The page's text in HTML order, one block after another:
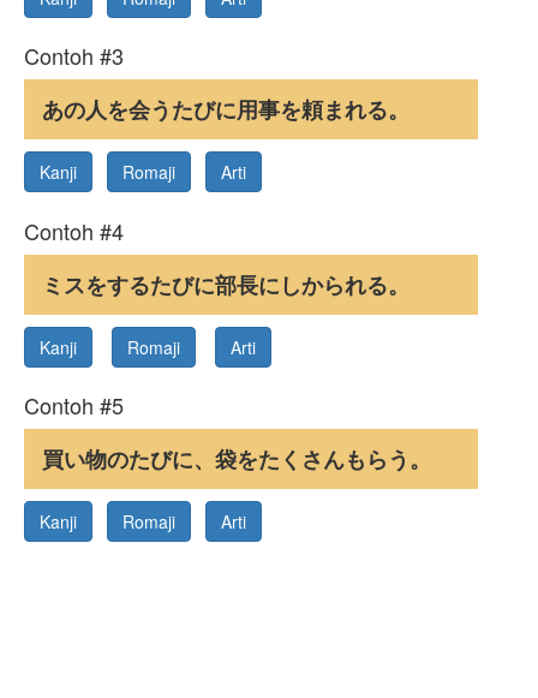
Contoh #3
あの人を会うたびに用事を頼まれる。
Kanji Romaji Arti
Contoh #4
ミスをするたびに部長にしかられる。
Kanji Romaji Arti
Contoh #5
買い物のたびに、袋をたくさんもらう。
Kanji Romaji Arti